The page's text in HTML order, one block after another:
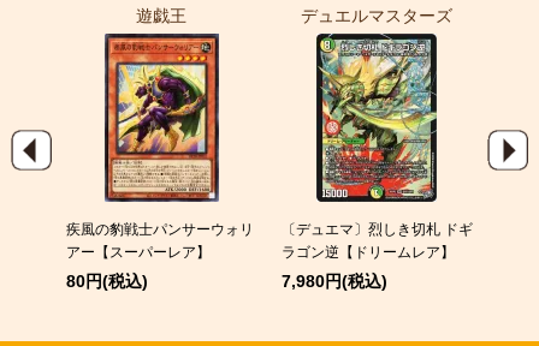
遊戯王
疾風の豹戦士パンサーウォリ
アー【スーパーレア】
80円(税込)
デュエルマスターズ
〔デュエマ〕烈しき切札 ドギ
ラゴン逆【ドリームレア】
7,980円(税込)